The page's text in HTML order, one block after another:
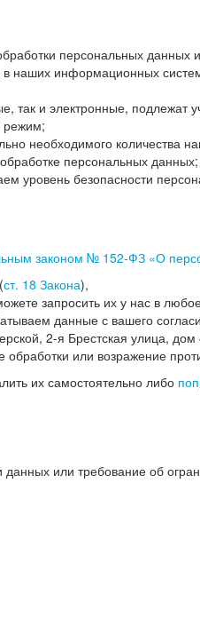
персональных данных
наших информационных
так и электронные,
режим;
необходимого количества
персональных данных;
уровень безопасности
законом № 152-ФЗ «О
ст. 18 Закона),
запросить их у нас в
данные с вашего
2-я Брестская улица,
или возражение
их самостоятельно либо
или требование об